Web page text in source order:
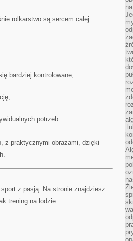
rolkarstwo są sercem całej
bardziej kontrolowane,
potrzeb.
z praktycznymi obrazami, dzięki
z pasją. Na stronie znajdziesz
trening na lodzie.